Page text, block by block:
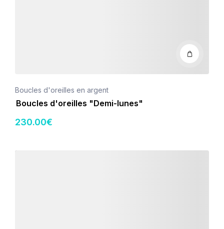
Boucles d'oreilles en argent
Boucles d'oreilles "Demi-lunes"
230.00€